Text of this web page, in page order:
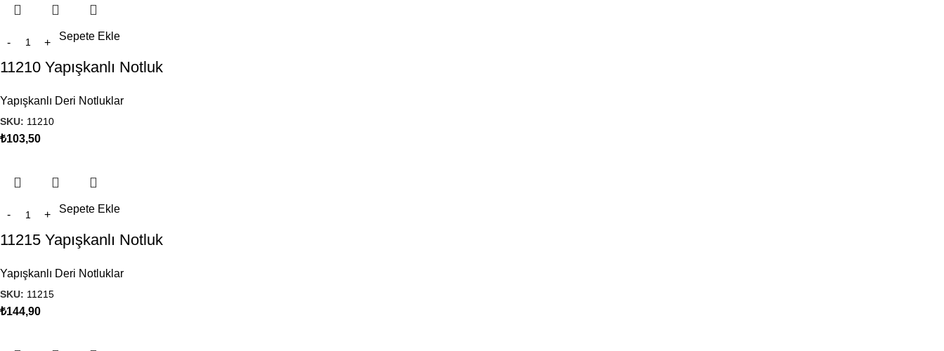
Sepete Ekle
11210 Yapışkanlı Notluk
Yapışkanlı Deri Notluklar
SKU: 11210
₺103,50
Sepete Ekle
11215 Yapışkanlı Notluk
Yapışkanlı Deri Notluklar
SKU: 11215
₺144,90